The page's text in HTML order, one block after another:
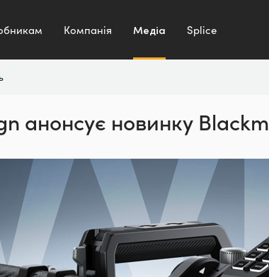
Компанія Медіа Splice
анонсує новинку